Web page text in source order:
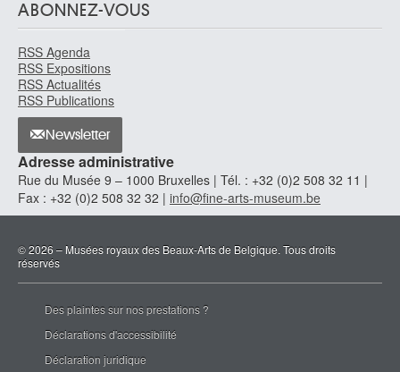
ABONNEZ-VOUS
RSS Agenda
RSS Expositions
RSS Actualités
RSS Publications
Newsletter
Adresse administrative
Rue du Musée 9 – 1000 Bruxelles | Tél. : +32 (0)2 508 32 11 |
Fax : +32 (0)2 508 32 32 | info@fine-arts-museum.be
© 2026 – Musées royaux des Beaux-Arts de Belgique. Tous droits
réservés
Des plaintes sur nos prestations ?
Déclarations d'accessibilité
Déclaration juridique